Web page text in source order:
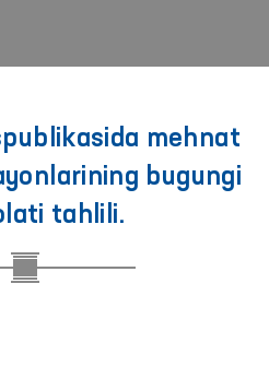
mehnat
bugungi
tahlili.